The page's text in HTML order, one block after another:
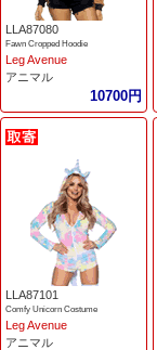
LLA87080
Fawn Cropped Hoodie
Leg Avenue
アニマル
10700円
LLA87101
Comfy Unicorn Costume
Leg Avenue
アニマル